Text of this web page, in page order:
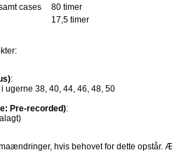
cases
80 timer
17,5 timer
:
ugerne 38, 40, 44, 46, 48, 50
Pre-recorded):
hvis behovet for dette opstår.